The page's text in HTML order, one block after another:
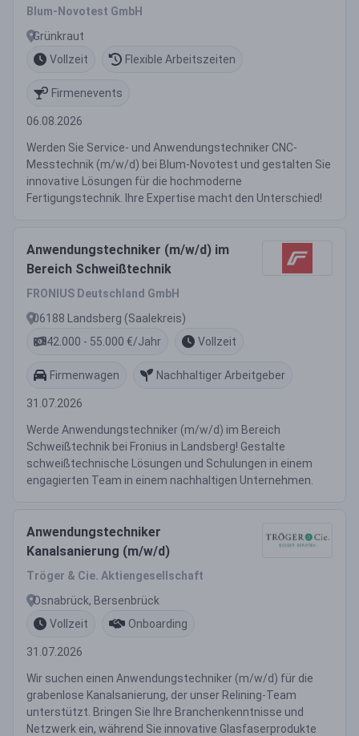
Blum-Novotest GmbH
Grünkraut
Vollzeit
Flexible Arbeitszeiten
Firmenevents
06.08.2026
Werden Sie Service- und Anwendungstechniker CNC-
Messtechnik (m/w/d) bei Blum-Novotest und gestalten Sie
innovative Lösungen für die hochmoderne
Fertigungstechnik. Ihre Expertise macht den Unterschied!
Anwendungstechniker (m/w/d) im
Bereich Schweißtechnik
FRONIUS Deutschland GmbH
06188 Landsberg (Saalekreis)
42.000 - 55.000 €/Jahr
Vollzeit
Firmenwagen Nachhaltiger Arbeitgeber
31.07.2026
Werde Anwendungstechniker (m/w/d) im Bereich
Schweißtechnik bei Fronius in Landsberg! Gestalte
schweißtechnische Lösungen und Schulungen in einem
engagierten Team in einem nachhaltigen Unternehmen.
Anwendungstechniker
Kanalsanierung (m/w/d)
Tröger & Cie. Aktiengesellschaft
Osnabrück, Bersenbrück
Vollzeit
Onboarding
31.07.2026
Wir suchen einen Anwendungstechniker (m/w/d) für die
grabenlose Kanalsanierung, der unser Relining-Team
unterstützt. Bringen Sie Ihre Branchenkenntnisse und
Netzwerk ein, während Sie innovative Glasfaserprodukte